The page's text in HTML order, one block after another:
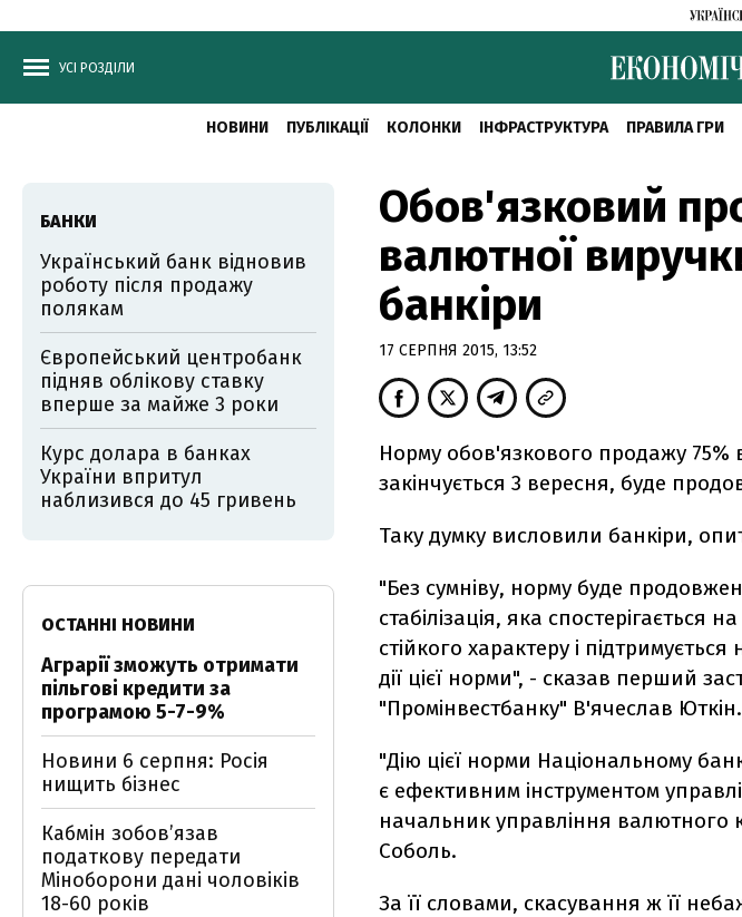
УСІ РОЗДІЛИ
НОВИНИ ПУБЛІКАЦІЇ КОЛОНКИ ІНФРАСТРУКТУРА ПРАВИЛА ГРИ
Обов'язковий
валютної
банкіри
17 СЕРПНЯ 2015, 13:52
Норму обов'язкового продажу 75%
закінчується 3 вересня, буде
Таку думку висловили банкіри,
"Без сумніву, норму буде
стабілізація, яка
стійкого характеру і
дії цієї норми", - сказав перший
"Промінвестбанку" В'ячеслав Юткін.
"Дію цієї норми Національному
є ефективним інструментом
начальник управління валютного
Соболь.
За її словами, скасування ж її
БАНКИ
Український банк відновив
роботу після продажу
полякам
Європейський центробанк
підняв облікову ставку
вперше за майже 3 роки
Курс долара в банках
України впритул
наблизився до 45 гривень
ОСТАННІ НОВИНИ
Аграрії зможуть отримати
пільгові кредити за
програмою 5-7-9%
Новини 6 серпня: Росія
нищить бізнес
Кабмін зобовʼязав
податкову передати
Міноборони дані чоловіків
18-60 років